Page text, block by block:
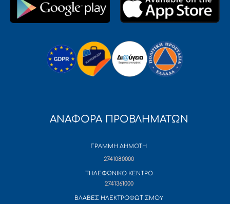
ΑΝΑΦΟΡΑ ΠΡΟΒΛΗΜΑΤΩΝ
ΓΡΑΜΜΗ ΔΗΜΟΤΗ
2741080000
ΤΗΛΕΦΩΝΙΚΟ ΚΕΝΤΡΟ
2741361000
ΒΛΑΒΕΣ ΗΛΕΚΤΡΟΦΩΤΙΣΜΟΥ